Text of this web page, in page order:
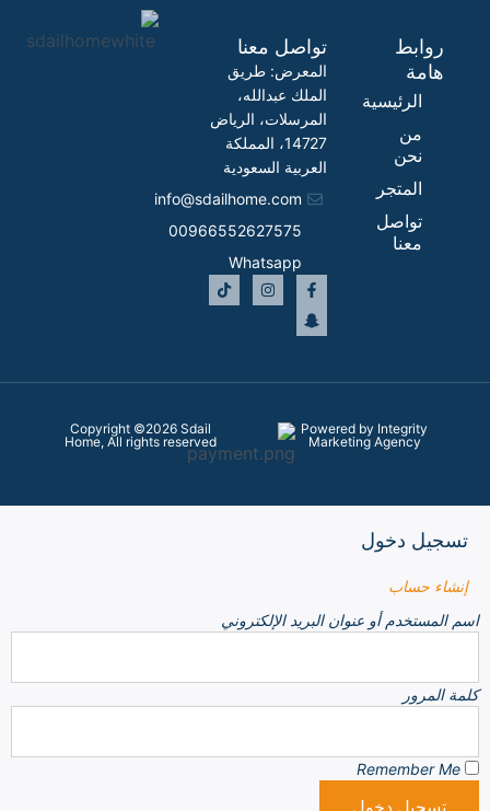
روابط
هامة
الرئيسية
من
نحن
المتجر
تواصل
معنا
تواصل معنا
المعرض: طريق
الملك عبدالله،
المرسلات، الرياض
14727، المملكة
العربية السعودية
info@sdailhome.com​
00966552627575
Whatsapp
Powered by Integrity
Marketing Agency
Copyright ©2026 Sdail
Home, All rights reserved
تسجيل دخول
إنشاء حساب
اسم المستخدم أو عنوان البريد الإلكتروني
كلمة المرور
تسجيل دخول